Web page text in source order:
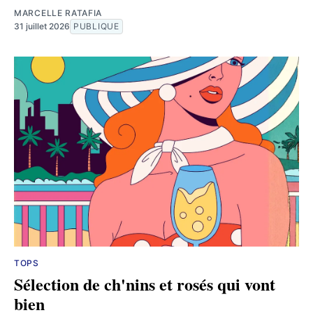
MARCELLE RATAFIA
31 juillet 2026 PUBLIQUE
TOPS
Sélection de ch'nins et rosés qui vont
bien